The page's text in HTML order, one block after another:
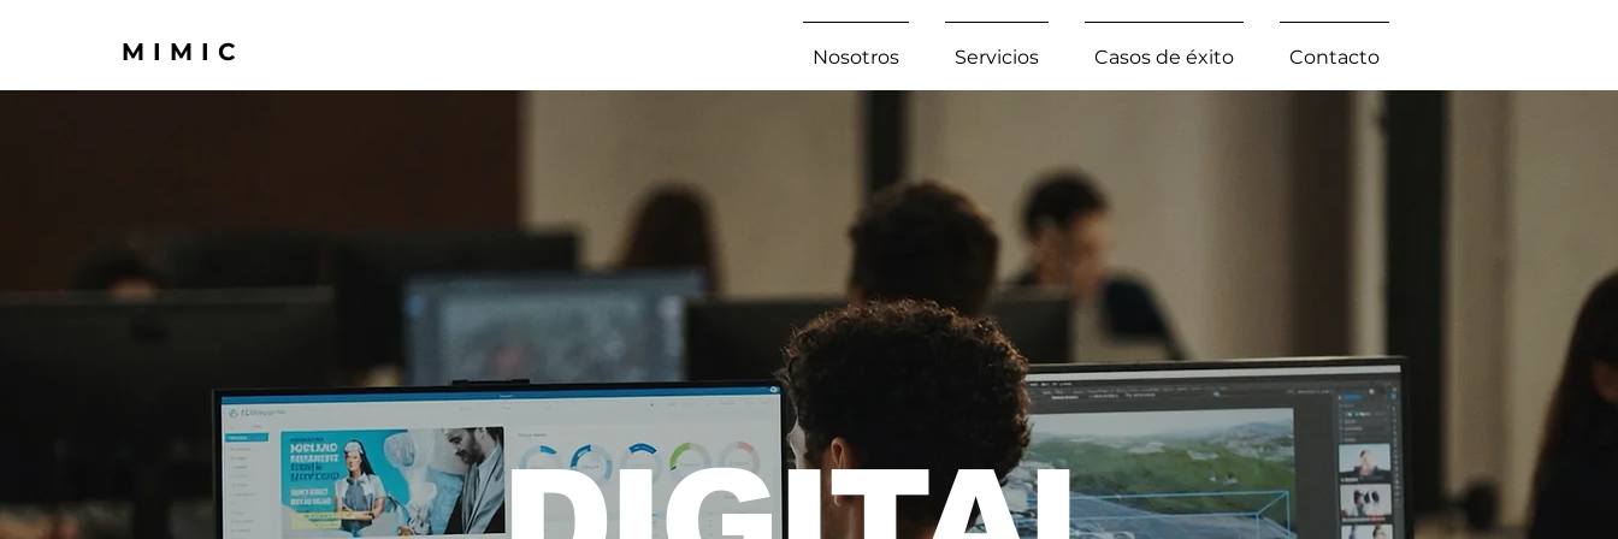
MIMIC Nosotros Servicios Casos de éxito Contacto